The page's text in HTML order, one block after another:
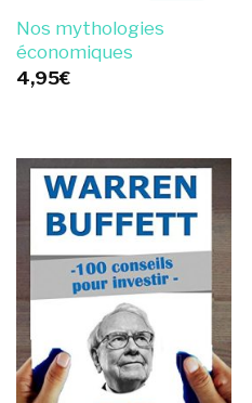
Nos mythologies
économiques
4,95€